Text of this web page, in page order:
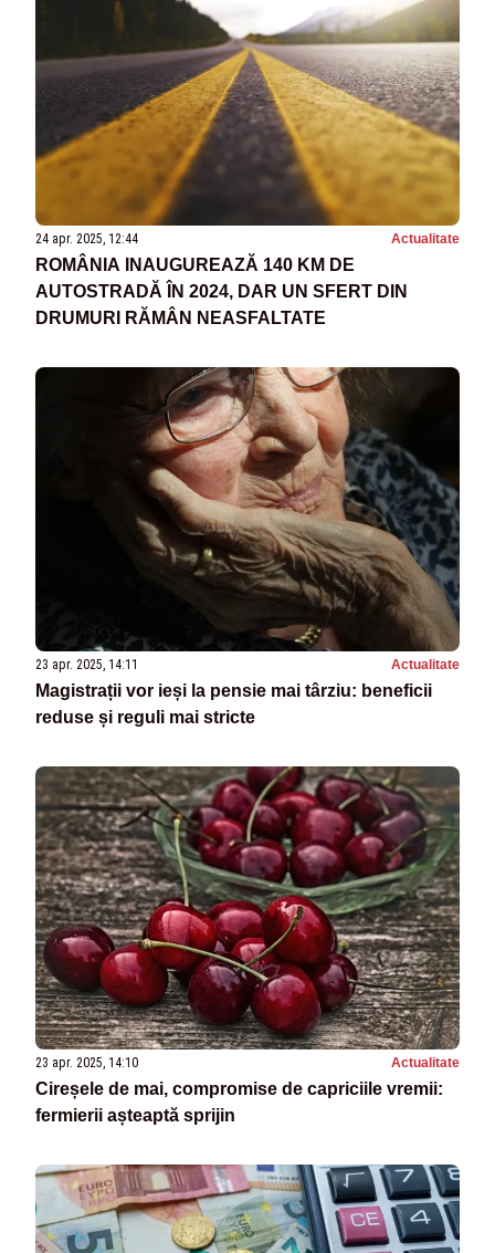
24 apr. 2025, 12:44 Actualitate
ROMÂNIA INAUGUREAZĂ 140 KM DE
AUTOSTRADĂ ÎN 2024, DAR UN SFERT DIN
DRUMURI RĂMÂN NEASFALTATE
23 apr. 2025, 14:11 Actualitate
Magistrații vor ieși la pensie mai târziu: beneficii
reduse și reguli mai stricte
23 apr. 2025, 14:10 Actualitate
Cireșele de mai, compromise de capriciile vremii:
fermierii așteaptă sprijin​